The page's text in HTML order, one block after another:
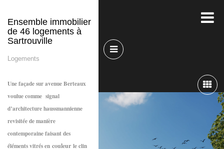
Ensemble immobilier
de 46 logements à
Sartrouville
Logements
Une façade sur avenue Berteaux
voulue comme signal
d’architecture haussmannienne
revisitée de manière
contemporaine faisant des
éléments vitrés en couleur le clin